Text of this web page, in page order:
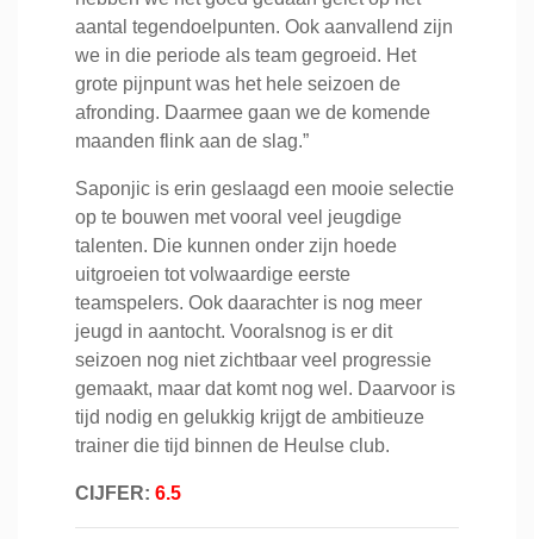
aantal tegendoelpunten. Ook aanvallend zijn
we in die periode als team gegroeid. Het
grote pijnpunt was het hele seizoen de
afronding. Daarmee gaan we de komende
maanden flink aan de slag.”
Saponjic is erin geslaagd een mooie selectie
op te bouwen met vooral veel jeugdige
talenten. Die kunnen onder zijn hoede
uitgroeien tot volwaardige eerste
teamspelers. Ook daarachter is nog meer
jeugd in aantocht. Vooralsnog is er dit
seizoen nog niet zichtbaar veel progressie
gemaakt, maar dat komt nog wel. Daarvoor is
tijd nodig en gelukkig krijgt de ambitieuze
trainer die tijd binnen de Heulse club.
CIJFER: 6.5